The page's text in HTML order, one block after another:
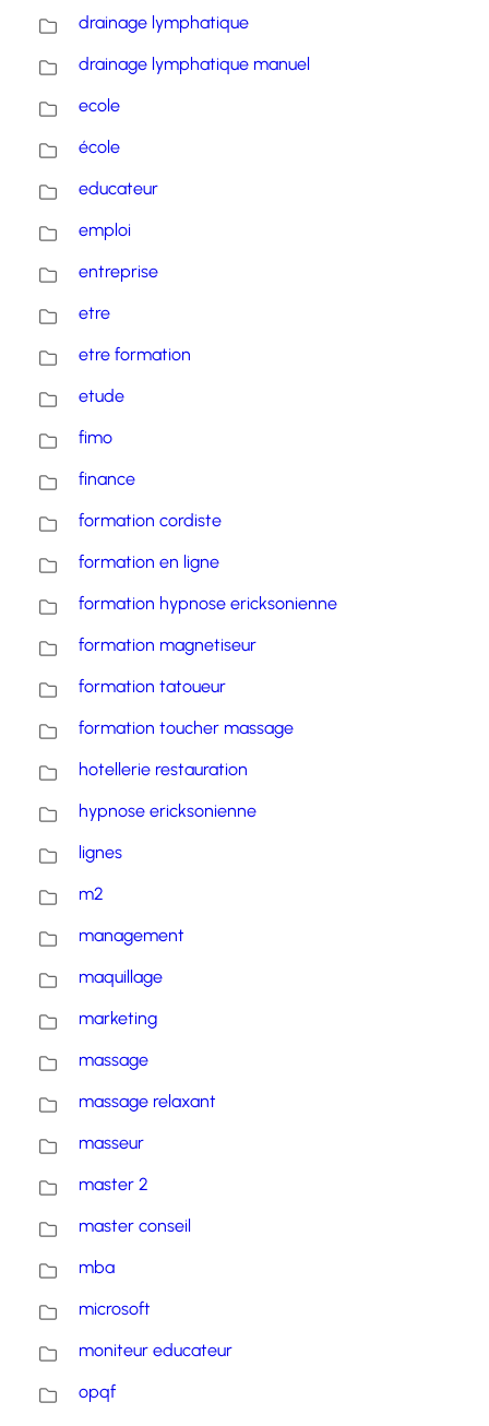
drainage lymphatique
drainage lymphatique manuel
ecole
école
educateur
emploi
entreprise
etre
etre formation
etude
fimo
finance
formation cordiste
formation en ligne
formation hypnose ericksonienne
formation magnetiseur
formation tatoueur
formation toucher massage
hotellerie restauration
hypnose ericksonienne
lignes
m2
management
maquillage
marketing
massage
massage relaxant
masseur
master 2
master conseil
mba
microsoft
moniteur educateur
opqf